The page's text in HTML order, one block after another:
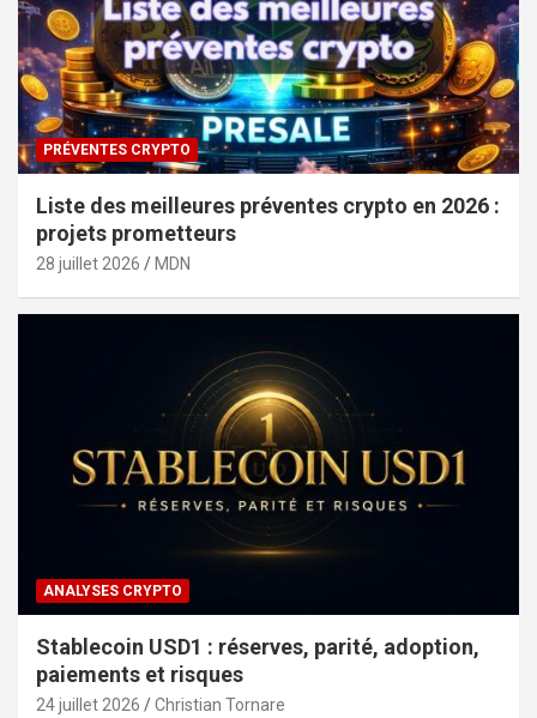
PRÉVENTES CRYPTO
Liste des meilleures préventes crypto en 2026 :
projets prometteurs
28 juillet 2026 MDN
ANALYSES CRYPTO
Stablecoin USD1 : réserves, parité, adoption,
paiements et risques
24 juillet 2026 Christian Tornare